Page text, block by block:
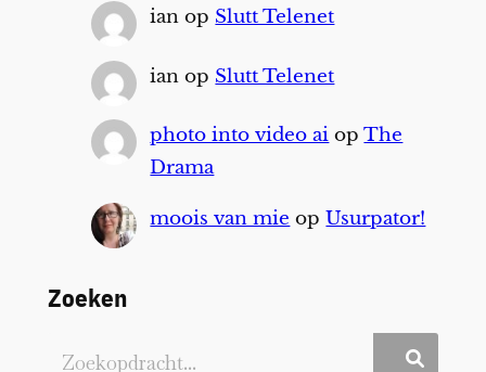
ian op Slutt Telenet
ian op Slutt Telenet
photo into video ai opThe
Drama
moois van mie opUsurpator!
Zoeken